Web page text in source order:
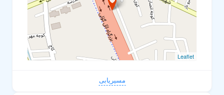
Leaflet
مسیریابی